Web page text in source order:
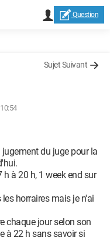
Question
Sujet Suivant
du juge pour la
h à 20 h, 1 week end sur
horraires mais je n'ai
chaque jour selon son
à 22 h sans savoir si